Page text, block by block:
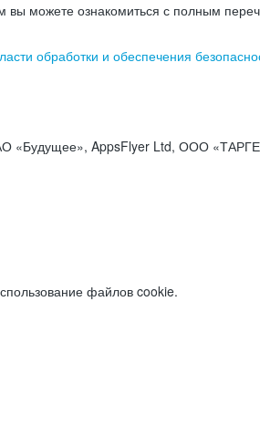
вы можете ознакомиться с полным
обработки и обеспечения
«Будущее», AppsFlyer Ltd, ООО
файлов cookie.